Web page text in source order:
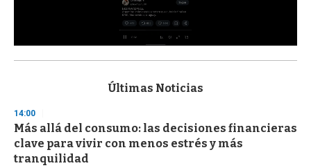
s
d
s
o
f
3
Últimas Noticias
14:00
Más allá del consumo: las decisiones financieras
clave para vivir con menos estrés y más
tranquilidad